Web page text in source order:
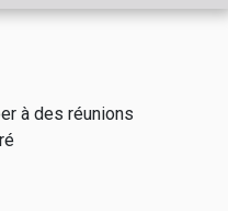
à des réunions